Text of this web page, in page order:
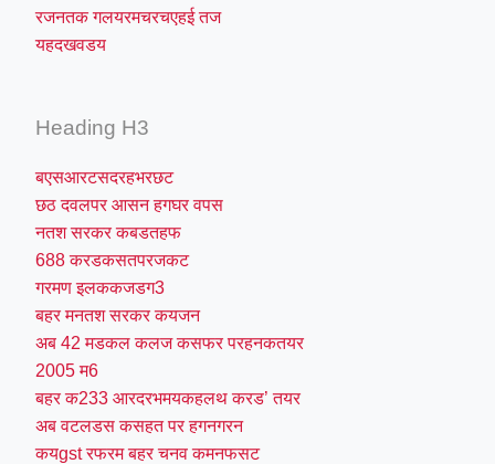
रजनतक गलयरमचरचएहई तज
यहदखवडय
Heading H3
बएसआरटसदरहभरछट
छठ दवलपर आसन हगघर वपस
नतश सरकर कबडतहफ
688 करडकसतपरजकट
गरमण इलककजडग3
बहर मनतश सरकर कयजन
अब 42 मडकल कलज कसफर परहनकतयर
2005 म6
बहर क233 आरदरभमयकहलथ करड’ तयर
अब वटलडस कसहत पर हगनगरन
कयgst रफरम बहर चनव कमनफसट